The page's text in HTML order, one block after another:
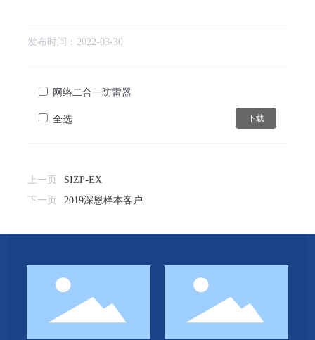
发布时间： 2022-03-30
网络二合一防雷器
全选
下载
上一页
SIZP-EX
下一页
2019深恩样本客户